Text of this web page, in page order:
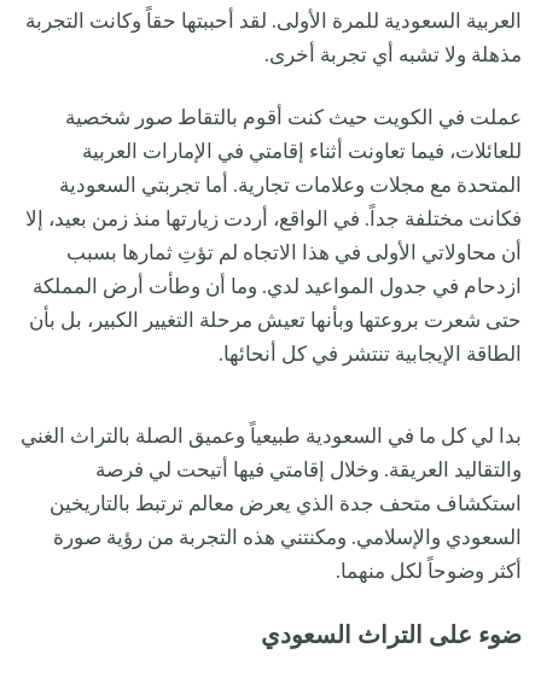
العربية السعودية للمرة الأولى. لقد أحببتها حقاً وكانت التجربة
مذهلة ولا تشبه أي تجربة أخرى.
عملت في الكويت حيث كنت أقوم بالتقاط صور شخصية
للعائلات، فيما تعاونت أثناء إقامتي في الإمارات العربية
المتحدة مع مجلات وعلامات تجارية. أما تجربتي السعودية
فكانت مختلفة جداً. في الواقع، أردت زيارتها منذ زمن بعيد، إلا
أن محاولاتي الأولى في هذا الاتجاه لم تؤتِ ثمارها بسبب
ازدحام في جدول المواعيد لدي. وما أن وطأت أرض المملكة
حتى شعرت بروعتها وبأنها تعيش مرحلة التغيير الكبير، بل بأن
الطاقة الإيجابية تنتشر في كل أنحائها.
بدا لي كل ما في السعودية طبيعياً وعميق الصلة بالتراث الغني
والتقاليد العريقة. وخلال إقامتي فيها أتيحت لي فرصة
استكشاف متحف جدة الذي يعرض معالم ترتبط بالتاريخين
السعودي والإسلامي. ومكنتني هذه التجربة من رؤية صورة
أكثر وضوحاً لكل منهما.
ضوء على التراث السعودي